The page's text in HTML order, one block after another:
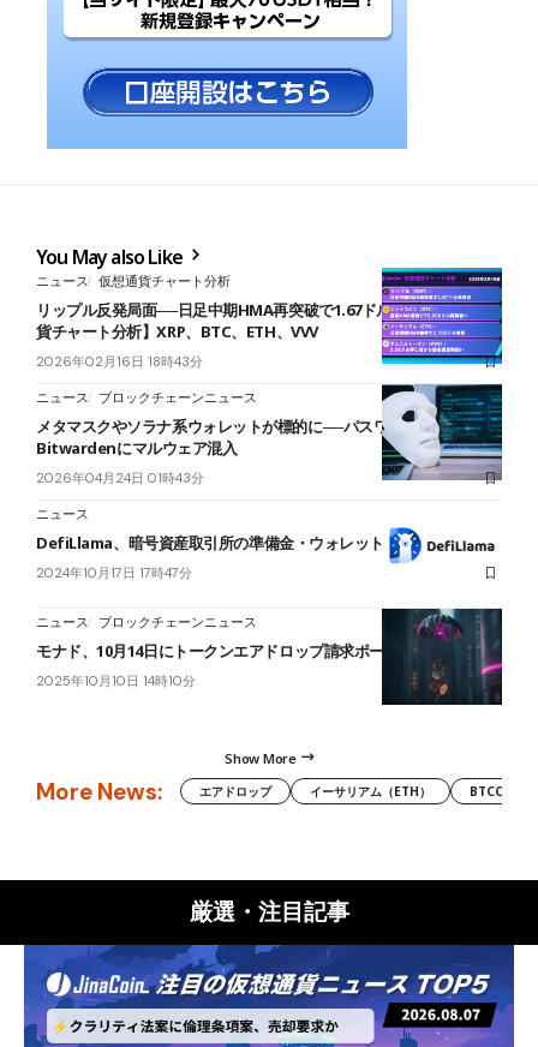
You May also Like
ニュース 仮想通貨チャート分析
リップル反発局面──日足中期HMA再突破で1.67ドル視野に【仮想通
貨チャート分析】XRP、BTC、ETH、VVV
2026年02月16日 18時43分
ニュース ブロックチェーンニュース
メタマスクやソラナ系ウォレットが標的に──パスワード管理
Bitwardenにマルウェア混入
2026年04月24日 01時43分
ニュース
DefiLlama、暗号資産取引所の準備金・ウォレットアドレス公開へ
2024年10月17日 17時47分
ニュース ブロックチェーンニュース
モナド、10月14日にトークンエアドロップ請求ポータルを公開予定
2025年10月10日 14時10分
Show More
More News: エアドロップ イーサリアム（ETH） BTCC
厳選・注目記事